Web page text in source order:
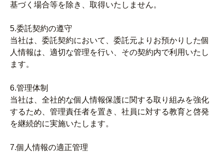
基づく場合等を除き、取得いたしません。
5.委託契約の遵守
当社は、委託契約において、委託元よりお預かりした個
人情報は、適切な管理を行い、その契約内で利用いたし
ます。
6.管理体制
当社は、全社的な個人情報保護に関する取り組みを強化
するため、管理責任者を置き、社員に対する教育と啓発
を継続的に実施いたします。
7.個人情報の適正管理